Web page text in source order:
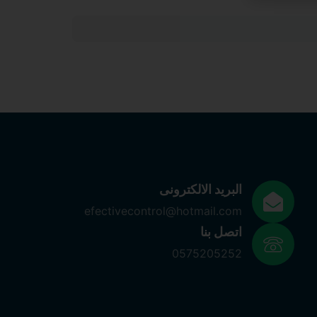
البريد الالكترونى
efectivecontrol@hotmail.com
اتصل بنا
0575205252